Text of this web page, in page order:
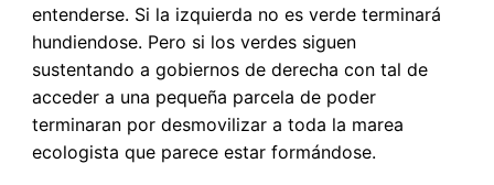
entenderse. Si la izquierda no es verde terminará
hundiendose. Pero si los verdes siguen
sustentando a gobiernos de derecha con tal de
acceder a una pequeña parcela de poder
terminaran por desmovilizar a toda la marea
ecologista que parece estar formándose.